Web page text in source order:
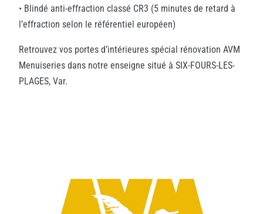
• Blindé anti-effraction classé CR3 (5 minutes de retard à
l’effraction selon le référentiel européen)
Retrouvez vos portes d’intérieures spécial rénovation AVM
Menuiseries dans notre enseigne situé à SIX-FOURS-LES-
PLAGES, Var.